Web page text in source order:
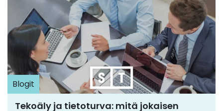
Blogit
Tekoäly ja tietoturva: mitä jokaisen